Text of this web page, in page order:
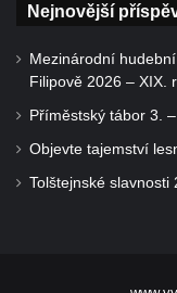
Nejnovější
Mezinárodní
Filipově 2026 – XIX.
Příměstský tábor 3.
Objevte tajemství
Tolštejnské slavnosti